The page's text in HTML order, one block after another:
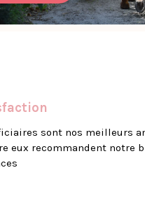
sont nos meilleurs
eux recommandent notre